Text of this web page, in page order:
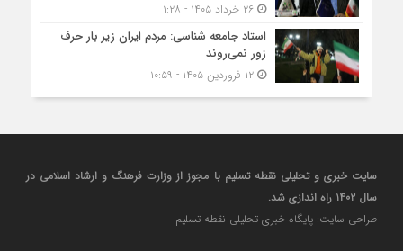
۲۶ خرداد ۱۴۰۵ - ۱:۲۸
استاد جامعه شناسی: مردم ایران زیر بار حرف
زور نمی‌روند
۱۲ فروردین ۱۴۰۵ - ۱۰:۵۹
سایت خبری و تحلیلی نقطه تسلیم با مجوز از وزارت فرهنگ و ارشاد اسلامی در
سال ۱۴۰۲ راه اندازی شد.
طراحی سایت: پایگاه خبری تحلیلی نقطه تسلیم